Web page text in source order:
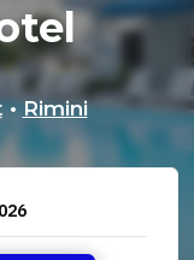
• Rimini